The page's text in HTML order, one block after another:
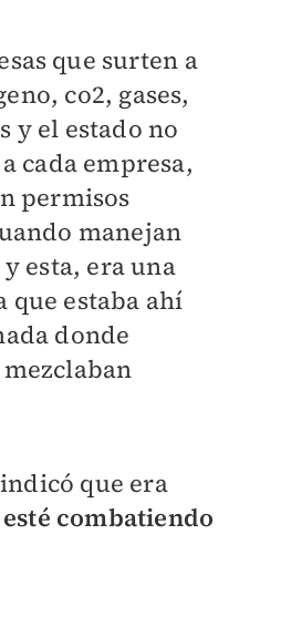
que surten a
co2, gases,
y el estado no
cada empresa,
permisos
manejan
esta, era una
que estaba ahí
donde
que era
combatiendo